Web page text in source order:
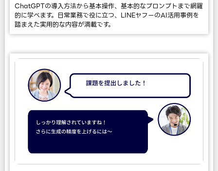
ChatGPTの導入方法から基本操作、基本的なプロンプトまで網羅
的に学べます。日常業務で役に立つ、LINEヤフーのAI活用事例を
踏まえた実用的な内容が満載です。